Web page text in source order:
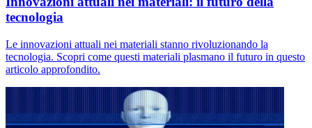
tecnologia
Le innovazioni attuali nei materiali stanno rivoluzionando la
tecnologia. Scopri come questi materiali plasmano il futuro in questo
articolo approfondito.